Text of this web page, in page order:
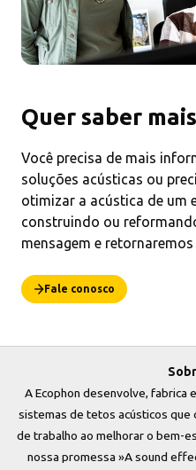
Quer saber
Você precisa de mais
soluções acústicas ou
otimizar a acústica de um
construindo ou
mensagem e retornaremos
Fale conosco
A Ecophon desenvolve, fabrica
sistemas de tetos acústicos que
de trabalho ao melhorar o bem-
nossa promessa »A sound